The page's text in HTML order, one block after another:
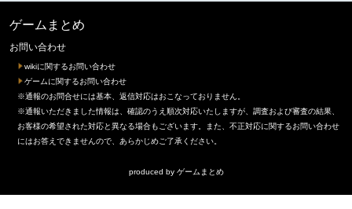
ゲームまとめ
お問い合わせ
wikiに関するお問い合わせ
ゲームに関するお問い合わせ
※通報のお問合せには基本、返信対応はおこなっておりません。
※通報いただきました情報は、確認のうえ順次対応いたしますが、調査および審査の結果、
お客様の希望された対応と異なる場合もございます。また、不正対応に関するお問い合わせ
にはお答えできませんので、あらかじめご了承ください。
produced by ゲームまとめ